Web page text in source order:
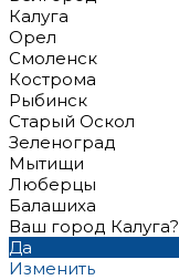
Калуга
Орел
Смоленск
Кострома
Рыбинск
Старый Оскол
Зеленоград
Мытищи
Люберцы
Балашиха
Ваш город Калуга?
Да
Изменить